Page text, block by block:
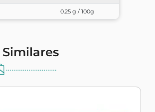
0.25 g / 100g